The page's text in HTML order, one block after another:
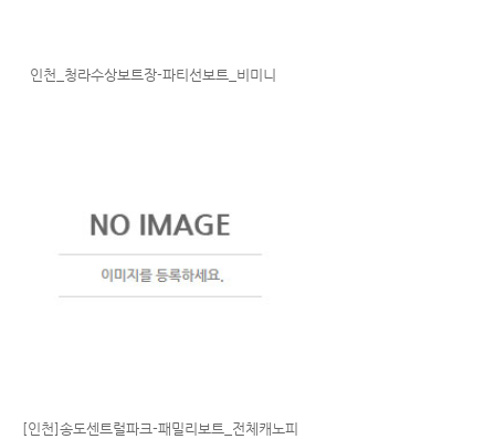
인천_청라수상보트장-파티선보트_비미니
[인천]송도센트럴파크-패밀리보트_전체캐노피